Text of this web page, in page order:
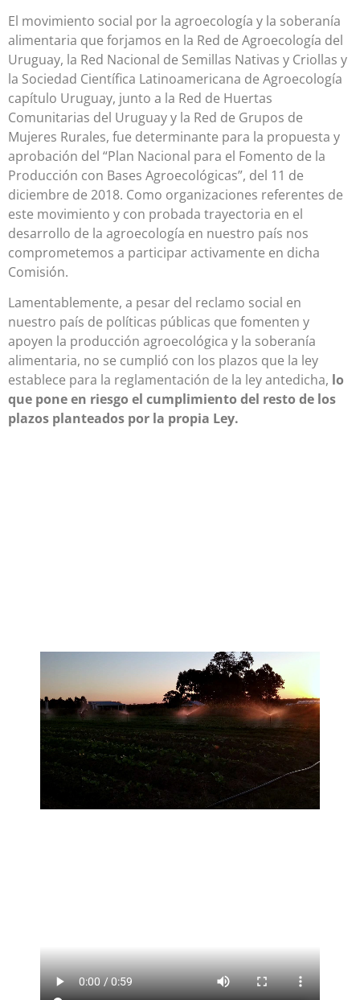
El movimiento social por la agroecología y la soberanía
alimentaria que forjamos en la Red de Agroecología del
Uruguay, la Red Nacional de Semillas Nativas y Criollas y
la Sociedad Científica Latinoamericana de Agroecología
capítulo Uruguay, junto a la Red de Huertas
Comunitarias del Uruguay y la Red de Grupos de
Mujeres Rurales, fue determinante para la propuesta y
aprobación del “Plan Nacional para el Fomento de la
Producción con Bases Agroecológicas”, del 11 de
diciembre de 2018. Como organizaciones referentes de
este movimiento y con probada trayectoria en el
desarrollo de la agroecología en nuestro país nos
comprometemos a participar activamente en dicha
Comisión.
Lamentablemente, a pesar del reclamo social en
nuestro país de políticas públicas que fomenten y
apoyen la producción agroecológica y la soberanía
alimentaria, no se cumplió con los plazos que la ley
establece para la reglamentación de la ley antedicha, lo
que pone en riesgo el cumplimiento del resto de los
plazos planteados por la propia Ley.